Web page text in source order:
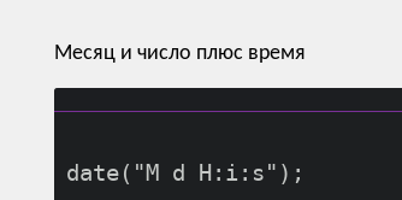
Месяц и число плюс время